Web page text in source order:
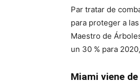
Par tratar de
para proteger a
Maestro de
un 30 % para
Miami viene